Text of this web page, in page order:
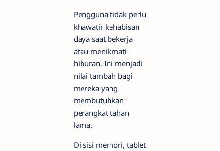
Pengguna tidak perlu
khawatir kehabisan
daya saat bekerja
atau menikmati
hiburan. Ini menjadi
nilai tambah bagi
mereka yang
membutuhkan
perangkat tahan
lama.
Di sisi memori, tablet